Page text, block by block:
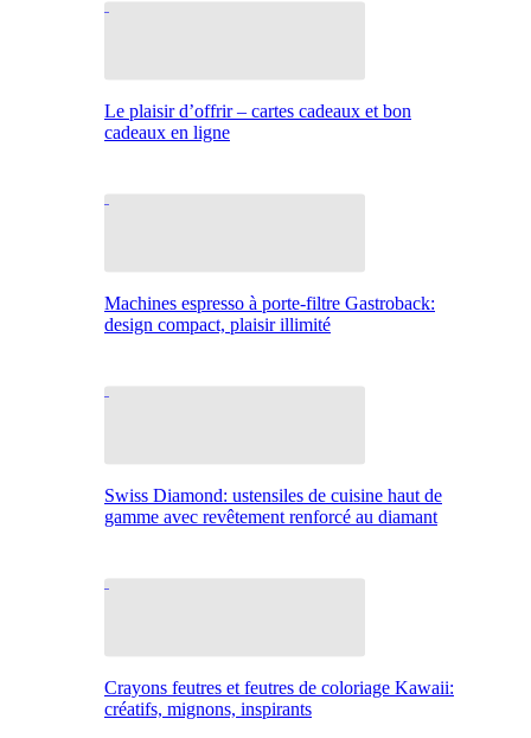
Le plaisir d’offrir – cartes cadeaux et bon
cadeaux en ligne
Machines espresso à porte-filtre Gastroback:
design compact, plaisir illimité
Swiss Diamond: ustensiles de cuisine haut de
gamme avec revêtement renforcé au diamant
Crayons feutres et feutres de coloriage Kawaii:
créatifs, mignons, inspirants